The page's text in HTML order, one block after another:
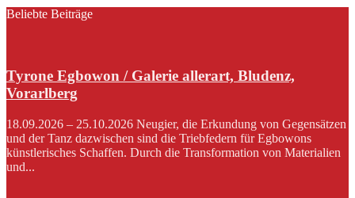
Beliebte Beiträge
Tyrone Egbowon / Galerie allerart, Bludenz,
Vorarlberg
18.09.2026 – 25.10.2026 Neugier, die Erkundung von Gegensätzen
und der Tanz dazwischen sind die Triebfedern für Egbowons
künstlerisches Schaffen. Durch die Transformation von Materialien
und...